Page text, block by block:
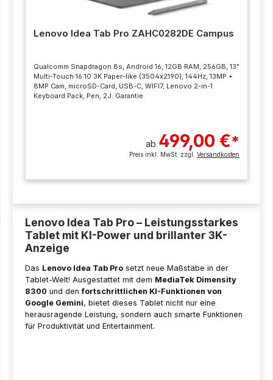
Lenovo Idea Tab Pro ZAHC0282DE Campus
Qualcomm Snapdragon 8s, Android 16, 12GB RAM, 256GB, 13"
Multi-Touch 16:10 3K Paper-like (3504x2190), 144Hz, 13MP +
8MP Cam, microSD-Card, USB-C, WIFI7, Lenovo 2-in-1
Keyboard Pack, Pen, 2J. Garantie
ab 499,00 €*
Preis inkl. MwSt. zzgl.Versandkosten
Lenovo Idea Tab Pro – Leistungsstarkes
Tablet mit KI-Power und brillanter 3K-
Anzeige
Das Lenovo Idea Tab Pro setzt neue Maßstäbe in der
Tablet-Welt! Ausgestattet mit dem MediaTek Dimensity
8300 und denfortschrittlichen KI-Funktionen von
Google Gemini, bietet dieses Tablet nicht nur eine
herausragende Leistung, sondern auch smarte Funktionen
für Produktivität und Entertainment.